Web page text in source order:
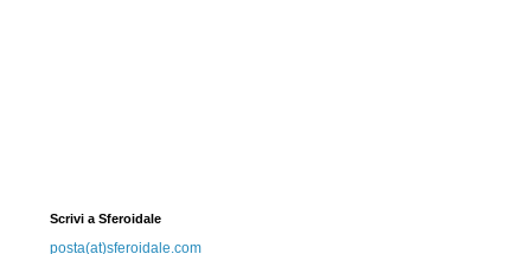
Scrivi a Sferoidale
posta(at)sferoidale.com